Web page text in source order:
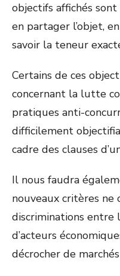
objectifs affichés
en partager l’objet,
savoir la teneur
Certains de ces
concernant la lutte
pratiques anti-
difficilement
cadre des clauses
Il nous faudra
nouveaux critères ne
discriminations entre
d’acteurs
décrocher de